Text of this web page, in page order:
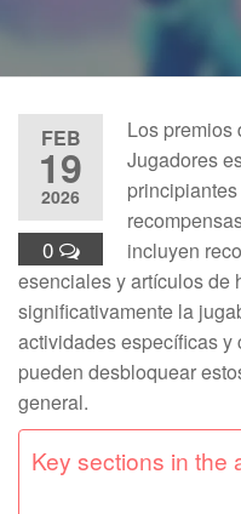
FEB
19
2026
0
Los premios
Jugadores
incluyen
esenciales y artículos de
significativamente la
actividades específicas y
pueden desbloquear
general.
Key sections in the